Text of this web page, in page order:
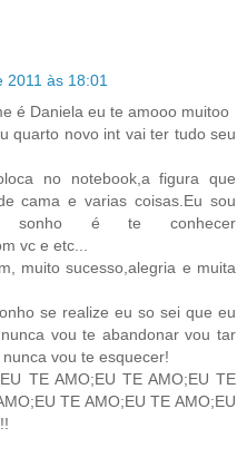
2011 às 18:01
é Daniela eu te amooo muitoo
quarto novo int vai ter tudo seu
no notebook,a figura que
cama e varias coisas.Eu sou
é te conhecer
vc e etc...
muito sucesso,alegria e muita
se realize eu so sei que eu
vou te abandonar vou tar
vou te esquecer!
TE AMO;EU TE AMO;EU TE
TE AMO;EU TE AMO;EU